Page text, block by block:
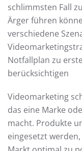
schlimmsten Fall
Ärger führen
verschiedene
Notfallplan zu
berücksichtigen
Videomarketing
das eine Marke
macht. Produkte
eingesetzt